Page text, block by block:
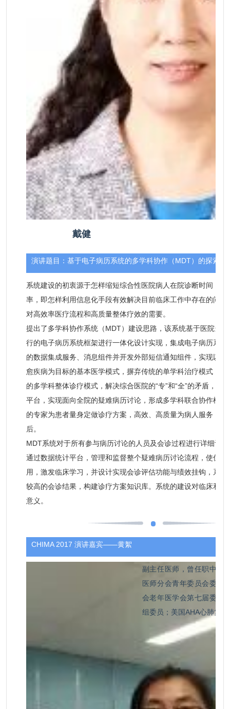
戴健
演讲题目：基于电子病历系统的多学科协作（MDT）的探索
系统建设的初衷源于怎样缩短综合性医院病人在院诊断时间，及
率，即怎样利用信息化手段有效解决目前临床工作中存在的问题
对高效率医疗流程和高质量整体疗效的需要。
提出了多学科协作系统（MDT）建设思路，该系统基于医院当
行的电子病历系统框架进行一体化设计实现，集成电子病历系统
的数据集成服务、消息组件并开发外部短信通知组件，实现以疾
愈疾病为目标的基本医学模式，摒弃传统的单学科治疗模式，实
的多学科整体诊疗模式，解决综合医院的“专”和“全”的矛盾，利
平台，实现面向全院的疑难病历讨论，形成多学科联合协作模式
的专家为患者量身定做诊疗方案，高效、高质量为病人服务，改
后。
MDT系统对于所有参与病历讨论的人员及会诊过程进行详细记
通过数据统计平台，管理和监督整个疑难病历讨论流程，使优质
用，激发临床学习，并设计实现会诊评估功能与绩效挂钩，系
较高的会诊结果，构建诊疗方案知识库。系统的建设对临床和管
意义。
CHIMA 2017 演讲嘉宾——黄絮
副主任医师，曾任职中国
医师分会青年委员会委员
会老年医学会第七届委员
组委员；美国AHA心肺复